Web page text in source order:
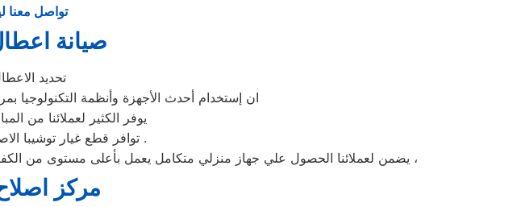
تواصل معنا
صيانة
تحديد
ان إستخدام أحدث الأجهزة وأنظمة التكنولوجيا
يوفر الكثير لعملائنا من
» توافر قطع غيار توشيبا الاصلية في مركز صيانة توشيبا بالمحمودية .
يضمن لعملائنا الحصول علي جهاز منزلي متكامل يعمل بأعلى مستوى من الكفاءة التي ينتظرها عملائنا ولتعزيز الثقة في مركز صيانه توشيبا المحمودية المعتمد بالمحمودية ،
مركز